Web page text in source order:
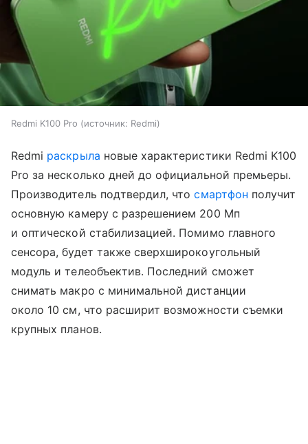
Redmi K100 Pro источник: Redmi
Redmi раскрыла новые характеристики Redmi K100
Pro за несколько дней до официальной премьеры.
Производитель подтвердил, чтосмартфон получит
основную камеру с разрешением 200 Мп
и оптической стабилизацией. Помимо главного
сенсора, будет также сверхширокоугольный
модуль и телеобъектив. Последний сможет
снимать макро с минимальной дистанции
около 10 см, что расширит возможности съемки
крупных планов.